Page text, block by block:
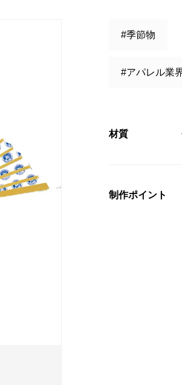
コンプライアンス
#季節物
#アパレル業
材質
制作ポイント